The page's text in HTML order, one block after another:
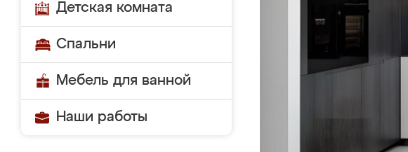
Детская комната
Спальни
Мебель для ванной
Наши работы